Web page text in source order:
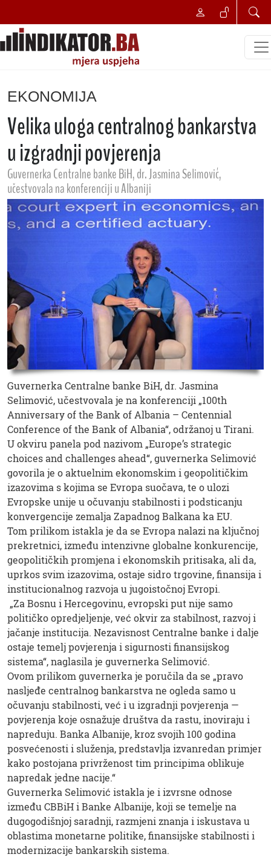
EKONOMIJA
Velika uloga centralnog bankarstva
u izgradnji povjerenja
Guvernerka Centralne banke BiH, dr. Jasmina Selimović,
učestvovala na konferenciji u Albaniji
Guvernerka Centralne banke BiH, dr. Jasmina
Selimović, učestvovala je na konferenciji „100th
Anniversary of the Bank of Albania – Centennial
Conference of the Bank of Albania“, održanoj u Tirani.
U okviru panela pod nazivom „Europe’s strategic
choices and challenges ahead“, guvernerka Selimović
govorila je o aktuelnim ekonomskim i geopolitičkim
izazovima s kojima se Evropa suočava, te o ulozi
Evropske unije u očuvanju stabilnosti i podsticanju
konvergencije zemalja Zapadnog Balkana ka EU.
Tom prilikom istakla je da se Evropa nalazi na ključnoj
prekretnici, između intenzivne globalne konkurencije,
geopolitičkih promjena i ekonomskih pritisaka, ali da,
uprkos svim izazovima, ostaje sidro trgovine, finansija i
institucionalnog razvoja u jugoistočnoj Evropi.
„Za Bosnu i Hercegovinu, evropski put nije samo
političko opredjeljenje, već okvir za stabilnost, razvoj i
jačanje institucija. Nezavisnost Centralne banke i dalje
ostaje temelj povjerenja i sigurnosti finansijskog
sistema“, naglasila je guvernerka Selimović.
Ovom prilikom guvernerka je poručila da se „pravo
nasljeđe centralnog bankarstva ne ogleda samo u
očuvanju stabilnosti, već i u izgradnji povjerenja —
povjerenja koje osnažuje društva da rastu, inoviraju i
napreduju. Banka Albanije, kroz svojih 100 godina
posvećenosti i služenja, predstavlja izvanredan primjer
kako postojana privrženost tim principima oblikuje
napredak jedne nacije.“
Guvernerka Selimović istakla je i izvrsne odnose
između CBBiH i Banke Albanije, koji se temelje na
dugogodišnjoj saradnji, razmjeni znanja i iskustava u
oblastima monetarne politike, finansijske stabilnosti i
modernizacije bankarskih sistema.